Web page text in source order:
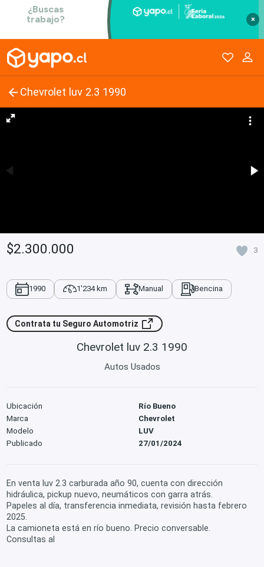
×
Chevrolet luv 2.3 1990
$2.300.000 3
1990 1'234 km Manual Bencina
Contrata tu Seguro Automotriz
Chevrolet luv 2.3 1990
Autos Usados
Ubicación
Río Bueno
Marca
Chevrolet
Modelo
LUV
Publicado
27/01/2024
En venta luv 2.3 carburada año 90, cuenta con dirección
hidráulica, pickup nuevo, neumáticos con garra atrás.
Papeles al día, transferencia inmediata, revisión hasta febrero
2025.
La camioneta está en río bueno. Precio conversable.
Consultas al